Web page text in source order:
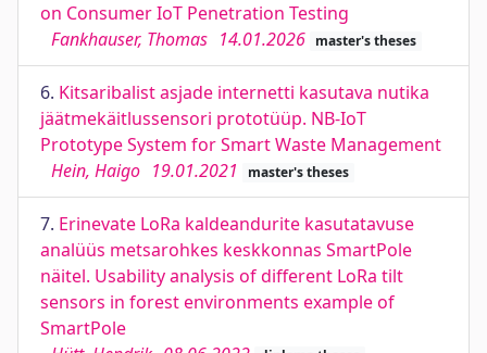
on Consumer IoT Penetration Testing
Fankhauser, Thomas 14.01.2026 master's theses
6. Kitsaribalist asjade internetti kasutava nutika
jäätmekäitlussensori prototüüp. NB-IoT
Prototype System for Smart Waste Management
Hein, Haigo 19.01.2021 master's theses
7. Erinevate LoRa kaldeandurite kasutatavuse
analüüs metsarohkes keskkonnas SmartPole
näitel. Usability analysis of different LoRa tilt
sensors in forest environments example of
SmartPole